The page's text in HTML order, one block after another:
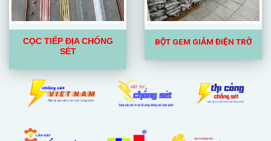
CỌC TIẾP ĐỊA CHỐNG
SÉT
BỘT GEM GIẢM ĐIỆN TRỞ